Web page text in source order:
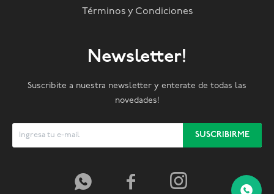
Términos y Condiciones
Newsletter!
Suscribite a nuestra newsletter y enterate de todas las
novedades!
SUSCRIBIRME
  